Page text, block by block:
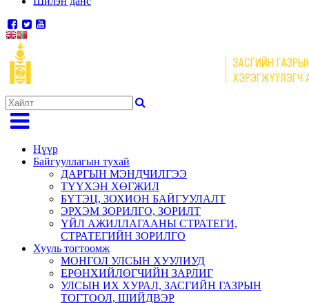
Нүүр
Байгууллагын тухай
ДАРГЫН МЭНДЧИЛГЭЭ
ТҮҮХЭН ХӨГЖИЛ
БҮТЭЦ, ЗОХИОН БАЙГУУЛАЛТ
ЭРХЭМ ЗОРИЛГО, ЗОРИЛТ
ҮЙЛ АЖИЛЛАГААНЫ СТРАТЕГИ,
СТРАТЕГИЙН ЗОРИЛГО
Хууль тогтоомж
МОНГОЛ УЛСЫН ХУУЛИУД
ЕРӨНХИЙЛӨГЧИЙН ЗАРЛИГ
УЛСЫН ИХ ХУРАЛ, ЗАСГИЙН ГАЗРЫН
ТОГТООЛ, ШИЙДВЭР